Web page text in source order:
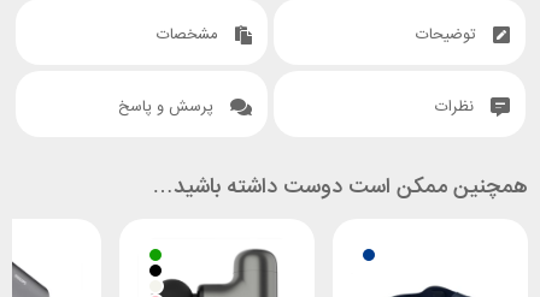
توضیحات مشخصات
نظرات پرسش و پاسخ
همچنین ممکن است دوست داشته باشید…